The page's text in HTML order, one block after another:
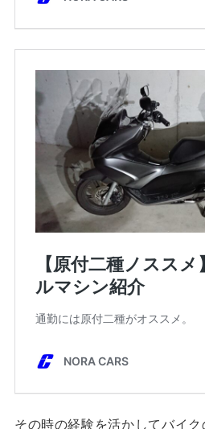
その時の経験を活かしてバイ